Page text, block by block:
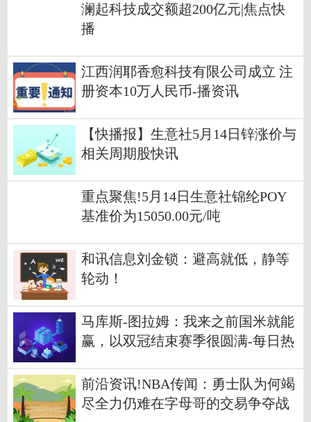
澜起科技成交额超200亿元|焦点快
播
江西润耶香愈科技有限公司成立 注
册资本10万人民币-播资讯
【快播报】生意社5月14日锌涨价与
相关周期股快讯
重点聚焦!5月14日生意社锦纶POY
基准价为15050.00元/吨
和讯信息刘金锁：避高就低，静等
轮动！
马库斯-图拉姆：我来之前国米就能
赢，以双冠结束赛季很圆满-每日热
前沿资讯!NBA传闻：勇士队为何竭
尽全力仍难在字母哥的交易争夺战